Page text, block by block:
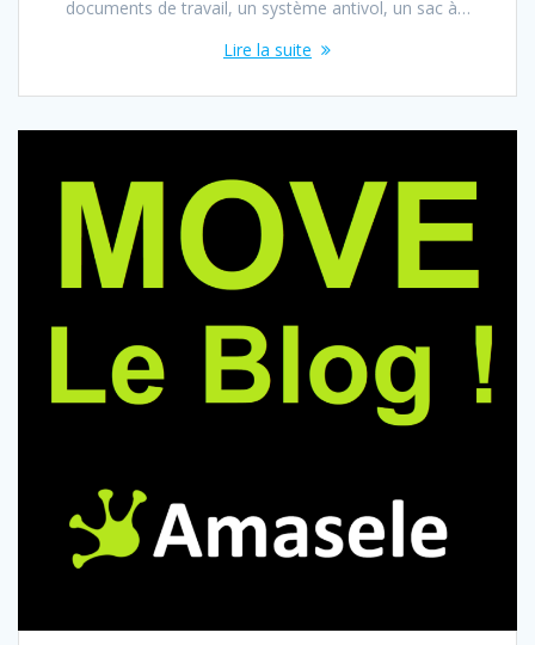
documents de travail, un système antivol, un sac à…
Lire la suite